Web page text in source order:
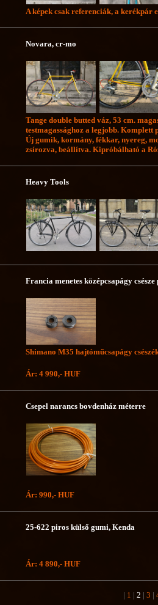
A képek csak referenciák, a kerékpár
Novara, cr-mo
Tange double butted váz, 53 cm.
testmagassághoz a legjobb. Komplett
Új gumik, kormány, fékkar, nyereg,
zsírozva, beállítva. Kipróbálható a
Heavy Tools
Francia menetes középcsapágy
Shimano M35 hajtóműcsapágy
Ár: 4 990,- HUF
Csepel narancs bovdenház méterre
Ár: 990,- HUF
25-622 piros külső gumi, Kenda
Ár: 4 890,- HUF
| 1 | 2 | 3 |